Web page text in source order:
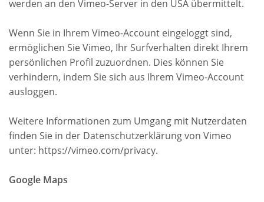
werden an den Vimeo-Server in den USA übermittelt.
Wenn Sie in Ihrem Vimeo-Account eingeloggt sind,
ermöglichen Sie Vimeo, Ihr Surfverhalten direkt Ihrem
persönlichen Profil zuzuordnen. Dies können Sie
verhindern, indem Sie sich aus Ihrem Vimeo-Account
ausloggen.
Weitere Informationen zum Umgang mit Nutzerdaten
finden Sie in der Datenschutzerklärung von Vimeo
unter: https://vimeo.com/privacy.
Google Maps